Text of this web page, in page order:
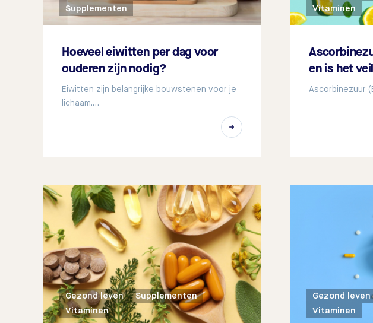
Supplementen
Hoeveel eiwitten per dag voor
ouderen zijn nodig?
Eiwitten zijn belangrijke bouwstenen voor je
lichaam.…
Vitaminen
en is het
Ascorbinezuur
Gezond leven
Supplementen
Vitaminen
Gezond leven
Vitaminen